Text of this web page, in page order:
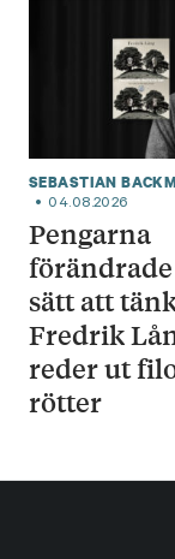
SEBASTIAN
04.08.2026
Pengarna
sätt att
Fredrik
reder ut
rötter